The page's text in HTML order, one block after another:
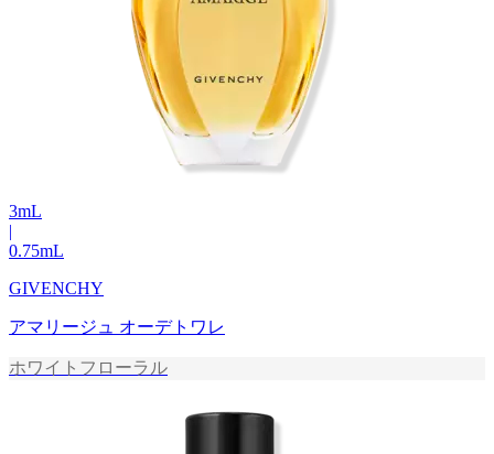
3mL
|
0.75mL
GIVENCHY
アマリージュ オーデトワレ
ホワイトフローラル